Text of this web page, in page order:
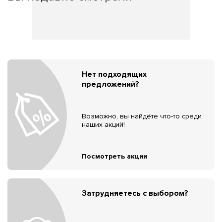
Нет подходящих
предложений?
Возможно, вы найдёте что-то среди
наших акций!
Посмотреть акции
Затрудняетесь с выбором?